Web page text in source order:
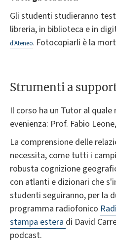
Gli studenti studieranno
libreria, in biblioteca e in
d'Ateneo. Fotocopiarli è la
Strumenti a
Il corso ha un Tutor al
evenienza: Prof. Fabio
La comprensione delle
necessita, come tutti i
robusta cognizione
con atlanti e dizionari che
studenti seguiranno, per la
programma radiofonico
stampa estera di David
podcast.